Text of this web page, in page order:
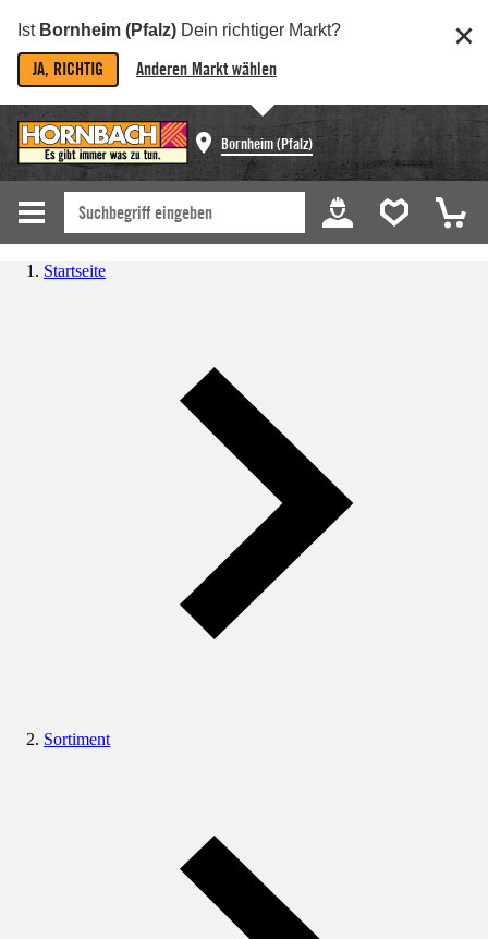
Ist Bornheim (Pfalz) Dein richtiger Markt?
JA, RICHTIG Anderen Markt wählen
Bornheim (Pfalz)
Startseite
Sortiment